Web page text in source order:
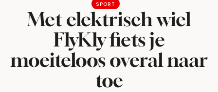
SPORT
Met elektrisch wiel
FlyKly fiets je
moeiteloos overal naar
toe